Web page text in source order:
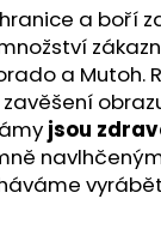
a boří
a Mutoh.
jsou